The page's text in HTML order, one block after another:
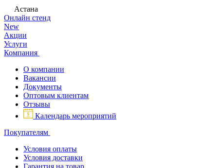
Астана
Онлайн стенд
New
Акции
Услуги
Компания
О компании
Вакансии
Документы
Оптовым клиентам
Отзывы
Календарь мероприятий
Покупателям
Условия оплаты
Условия доставки
Гарантия на товар